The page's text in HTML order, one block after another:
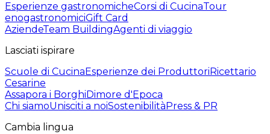
Esperienze gastronomicheCorsi di CucinaTour
enogastronomiciGift Card
AziendeTeam BuildingAgenti di viaggio
Lasciati ispirare
Scuole di CucinaEsperienze dei ProduttoriRicettario
Cesarine
Assapora i BorghiDimore d'Epoca
Chi siamoUnisciti a noiSostenibilitàPress & PR
Cambia lingua